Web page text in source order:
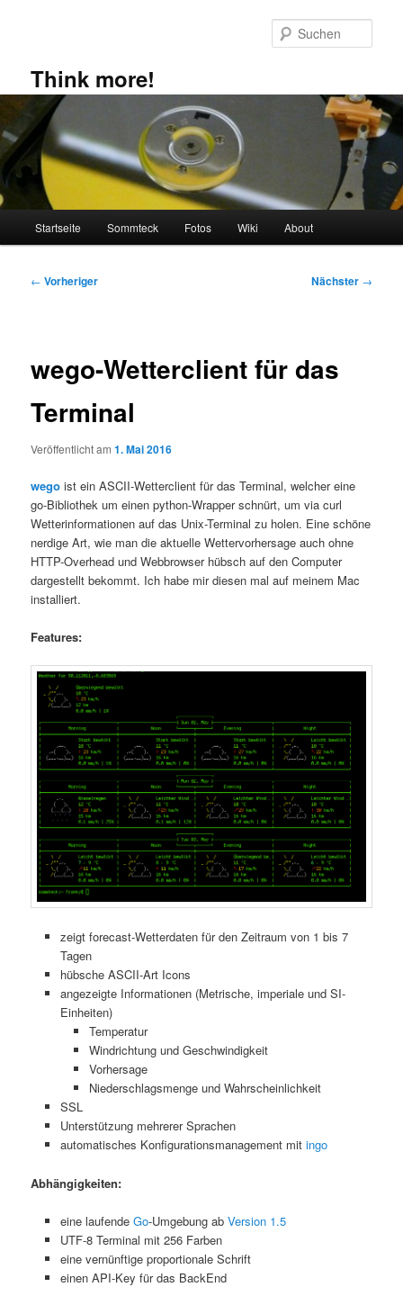
Think more!
Startseite Sommteck Fotos Wiki About
Beitragsnavigation
← Vorheriger Nächster →
wego-Wetterclient für das
Terminal
Veröffentlicht am1. Mai 2016
wego ist ein ASCII-Wetterclient für das Terminal, welcher eine
go-Bibliothek um einen python-Wrapper schnürt, um via curl
Wetterinformationen auf das Unix-Terminal zu holen. Eine schöne
nerdige Art, wie man die aktuelle Wettervorhersage auch ohne
HTTP-Overhead und Webbrowser hübsch auf den Computer
dargestellt bekommt. Ich habe mir diesen mal auf meinem Mac
installiert.
Features:
zeigt forecast-Wetterdaten für den Zeitraum von 1 bis 7
Tagen
hübsche ASCII-Art Icons
angezeigte Informationen (Metrische, imperiale und SI-
Einheiten)
Temperatur
Windrichtung und Geschwindigkeit
Vorhersage
Niederschlagsmenge und Wahrscheinlichkeit
SSL
Unterstützung mehrerer Sprachen
automatisches Konfigurationsmanagement mit ingo
Abhängigkeiten:
eine laufende Go-Umgebung ab Version 1.5
UTF-8 Terminal mit 256 Farben
eine vernünftige proportionale Schrift
einen API-Key für das BackEnd